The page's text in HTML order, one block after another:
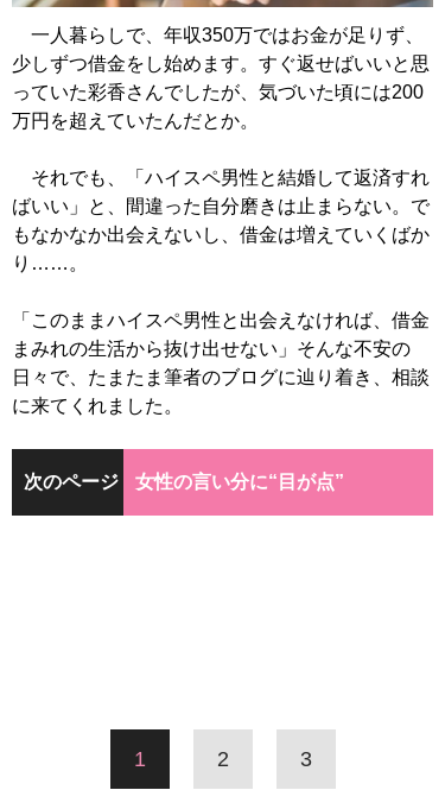
一人暮らしで、年収350万ではお金が足りず、
少しずつ借金をし始めます。すぐ返せばいいと思
っていた彩香さんでしたが、気づいた頃には200
万円を超えていたんだとか。
それでも、「ハイスペ男性と結婚して返済すれ
ばいい」と、間違った自分磨きは止まらない。で
もなかなか出会えないし、借金は増えていくばか
り……。
「このままハイスペ男性と出会えなければ、借金
まみれの生活から抜け出せない」そんな不安の
日々で、たまたま筆者のブログに辿り着き、相談
に来てくれました。
次のページ 女性の言い分に“目が点”
1 2 3